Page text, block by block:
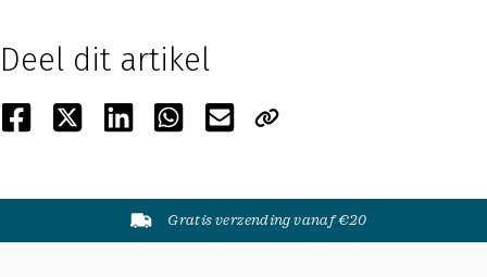
Deel dit artikel
Gratis verzending vanaf €20